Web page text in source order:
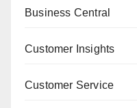
Business Central
Customer Insights
Customer Service